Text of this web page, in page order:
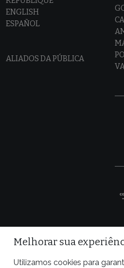
ENGLISH
ESPAÑOL
ALIADOS DA PÚBLICA
Melhorar sua
Utilizamos cookies para